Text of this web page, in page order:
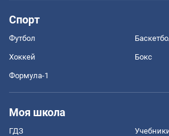
Спорт
Футбол
Хоккей Бокс
Формула-1
Моя школа
ГДЗ